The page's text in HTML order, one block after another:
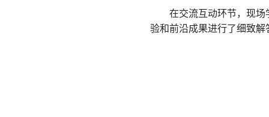
在交流互动环节，现
验和前沿成果进行了细致解